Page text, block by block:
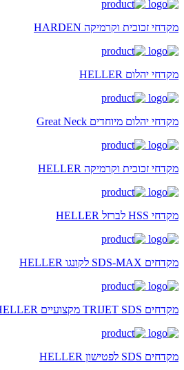
מקדחי זכוכית וקרמיקה HARDEN
מקדחי יהלום HELLER
מקדחי יהלום מיוחדים Great Neck
מקדחי זכוכית וקרמיקה HELLER
מקדחי HSS לברזל HELLER
מקדחים SDS-MAX לקונגו HELLER
מקדחים TRIJET SDS מקצועיים HELLER
מקדחים SDS לפטישון HELLER